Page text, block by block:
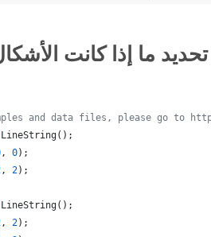
تحديد ما إذا كانت
and data files, please go to
LineString( ) ;
, 0) ;
, 2) ;
LineString( ) ;
, 2) ;